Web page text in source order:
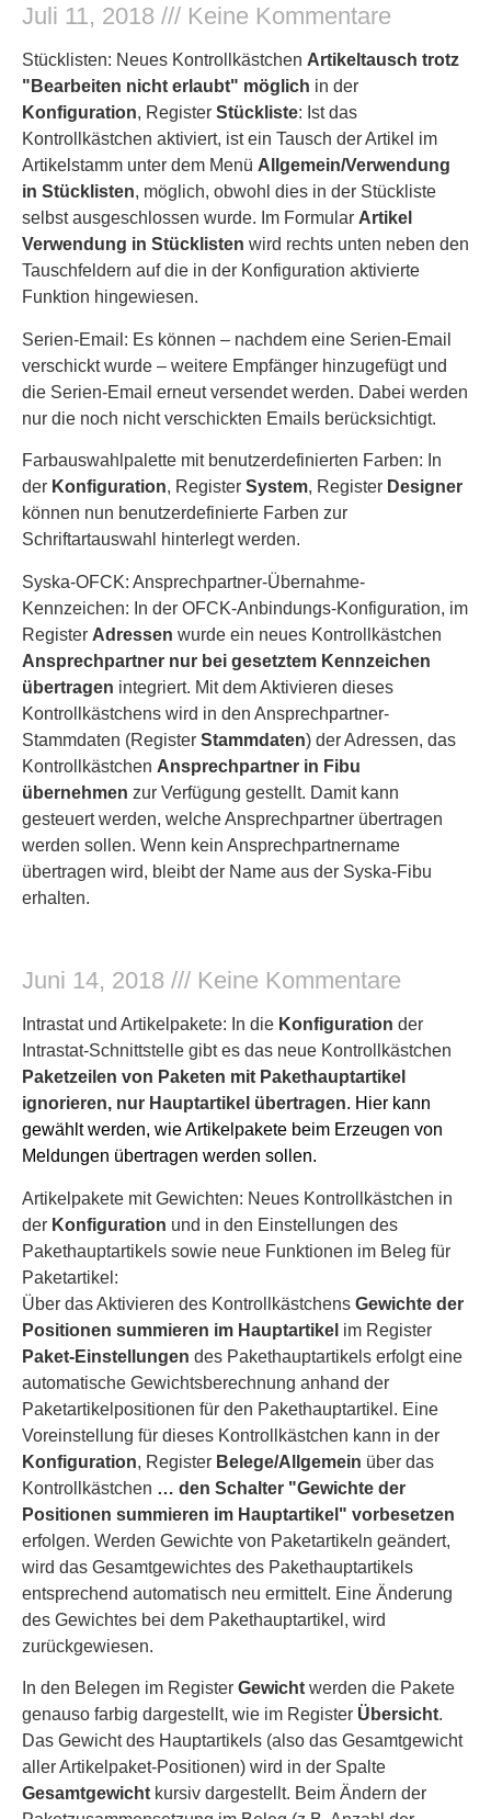
Juli 11, 2018 Keine Kommentare
Stücklisten: Neues Kontrollkästchen Artikeltausch trotz
"Bearbeiten nicht erlaubt" möglich in der
Konfiguration, Register Stückliste: Ist das
Kontrollkästchen aktiviert, ist ein Tausch der Artikel im
Artikelstamm unter dem Menü Allgemein/Verwendung
in Stücklisten, möglich, obwohl dies in der Stückliste
selbst ausgeschlossen wurde. Im Formular Artikel
Verwendung in Stücklisten wird rechts unten neben den
Tauschfeldern auf die in der Konfiguration aktivierte
Funktion hingewiesen.
Serien-Email: Es können – nachdem eine Serien-Email
verschickt wurde – weitere Empfänger hinzugefügt und
die Serien-Email erneut versendet werden. Dabei werden
nur die noch nicht verschickten Emails berücksichtigt.
Farbauswahlpalette mit benutzerdefinierten Farben: In
der Konfiguration, Register System, Register Designer
können nun benutzerdefinierte Farben zur
Schriftartauswahl hinterlegt werden.
Syska-OFCK: Ansprechpartner-Übernahme-
Kennzeichen: In der OFCK-Anbindungs-Konfiguration, im
Register Adressen wurde ein neues Kontrollkästchen
Ansprechpartner nur bei gesetztem Kennzeichen
übertragen integriert. Mit dem Aktivieren dieses
Kontrollkästchens wird in den Ansprechpartner-
Stammdaten (Register Stammdaten) der Adressen, das
Kontrollkästchen Ansprechpartner in Fibu
übernehmen zur Verfügung gestellt. Damit kann
gesteuert werden, welche Ansprechpartner übertragen
werden sollen. Wenn kein Ansprechpartnername
übertragen wird, bleibt der Name aus der Syska-Fibu
erhalten.
Juni 14, 2018 Keine Kommentare
Intrastat und Artikelpakete: In die Konfiguration der
Intrastat-Schnittstelle gibt es das neue Kontrollkästchen
Paketzeilen von Paketen mit Pakethauptartikel
ignorieren, nur Hauptartikel übertragen. Hier kann
gewählt werden, wie Artikelpakete beim Erzeugen von
Meldungen übertragen werden sollen.
Artikelpakete mit Gewichten: Neues Kontrollkästchen in
der Konfiguration und in den Einstellungen des
Pakethauptartikels sowie neue Funktionen im Beleg für
Paketartikel:
Über das Aktivieren des Kontrollkästchens Gewichte der
Positionen summieren im Hauptartikel im Register
Paket-Einstellungen des Pakethauptartikels erfolgt eine
automatische Gewichtsberechnung anhand der
Paketartikelpositionen für den Pakethauptartikel. Eine
Voreinstellung für dieses Kontrollkästchen kann in der
Konfiguration, Register Belege/Allgemein über das
Kontrollkästchen … den Schalter "Gewichte der
Positionen summieren im Hauptartikel " vorbesetzen
erfolgen. Werden Gewichte von Paketartikeln geändert,
wird das Gesamtgewichtes des Pakethauptartikels
entsprechend automatisch neu ermittelt. Eine Änderung
des Gewichtes bei dem Pakethauptartikel, wird
zurückgewiesen.
In den Belegen im Register Gewicht werden die Pakete
genauso farbig dargestellt, wie im Register Übersicht.
Das Gewicht des Hauptartikels (also das Gesamtgewicht
aller Artikelpaket-Positionen) wird in der Spalte
Gesamtgewicht kursiv dargestellt. Beim Ändern der